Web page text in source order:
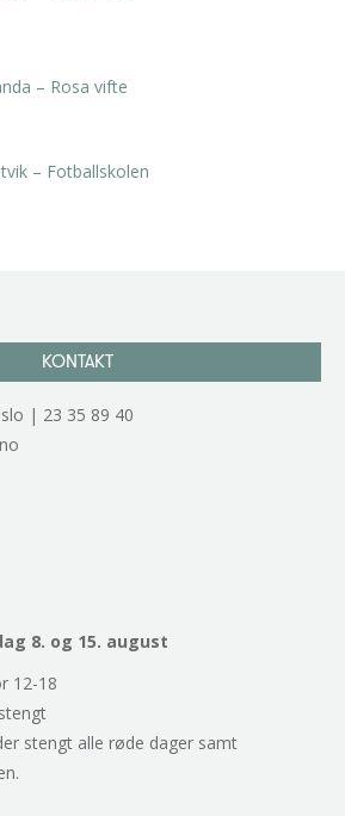
– Rosa vifte
– Fotballskolen
KONTAKT
| 23 35 89 40
8. og 15. august
12-18
stengt alle røde dager samt